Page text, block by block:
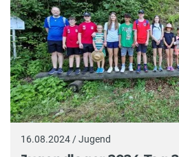
16.08.2024 / Jugend